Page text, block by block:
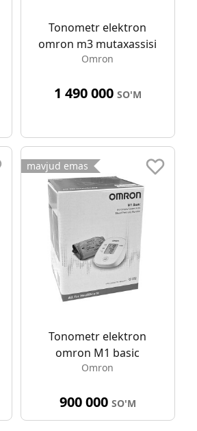
Tonometr elektron
omron m3 mutaxassisi
Omron
1 490 000 SO'M
mavjud emas
Tonometr elektron
omron M1 basic
Omron
900 000 SO'M